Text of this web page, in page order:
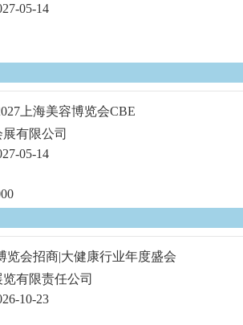
05-14
上海美容博览会CBE
有限公司
05-14
览会招商|大健康行业年度盛会
有限责任公司
10-23